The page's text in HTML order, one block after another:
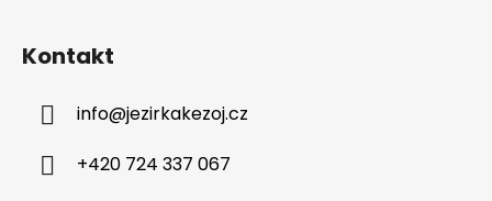
Kontakt
info@jezirkakezoj.cz
+420 724 337 067